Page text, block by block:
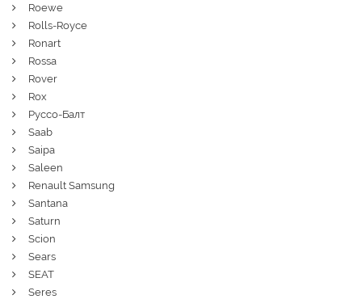
Roewe
Rolls-Royce
Ronart
Rossa
Rover
Rox
Руссо-Балт
Saab
Saipa
Saleen
Renault Samsung
Santana
Saturn
Scion
Sears
SEAT
Seres